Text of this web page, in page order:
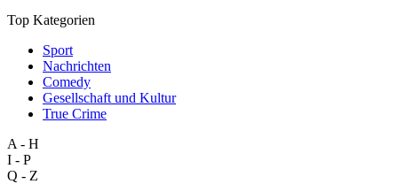
Top Kategorien
Sport
Nachrichten
Comedy
Gesellschaft und Kultur
True Crime
A - H
I - P
Q - Z